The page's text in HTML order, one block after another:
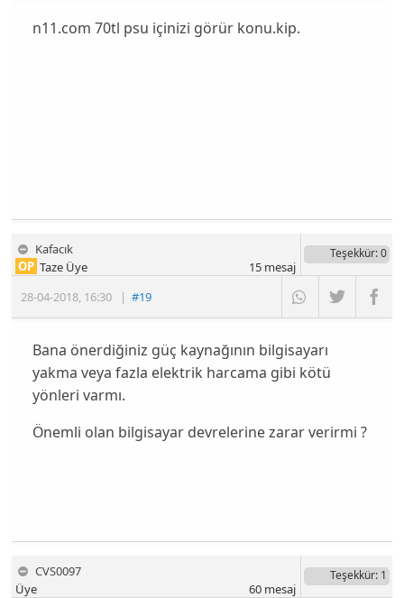
n11.com 70tl psu içinizi görür konu.kip.
Kafacık
28-04-2018, 16:30 |#19
OP Taze Üye
Teşekkür: 0
15mesaj
Bana önerdiğiniz güç kaynağının bilgisayarı
yakma veya fazla elektrik harcama gibi kötü
yönleri varmı.
Önemli olan bilgisayar devrelerine zarar verirmi ?
CVS0097
Üye
Teşekkür: 1
60mesaj